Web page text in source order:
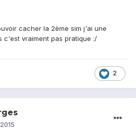
cacher la 2ème sim j'ai une
c'est vraiment pas pratique :/
2